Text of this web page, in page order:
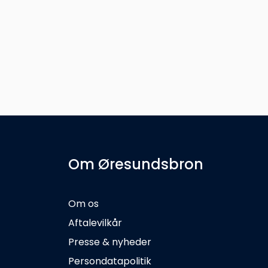
Om Øresundsbron
Om os
Aftalevilkår
Presse & nyheder
Persondatapolitik